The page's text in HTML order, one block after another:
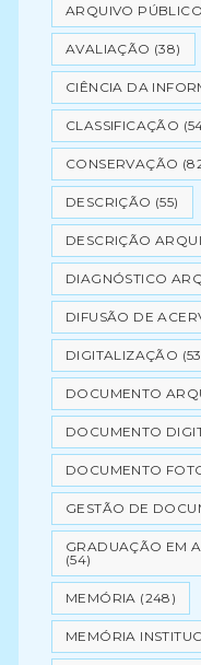
ARQUIVO PÚBLICO
AVALIAÇÃO (38)
CIÊNCIA DA
CLASSIFICAÇÃO
CONSERVAÇÃO
DESCRIÇÃO (55)
DESCRIÇÃO
DIAGNÓSTICO
DIFUSÃO DE
DIGITALIZAÇÃO
DOCUMENTO
DOCUMENTO
DOCUMENTO
GESTÃO DE
GRADUAÇÃO EM
(54)
MEMÓRIA (248)
MEMÓRIA